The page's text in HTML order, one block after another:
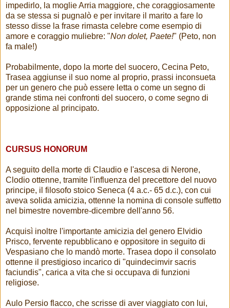
impedirlo, la moglie Arria maggiore, che coraggiosamente
da se stessa si pugnalò e per invitare il marito a fare lo
stesso disse la frase rimasta celebre come esempio di
amore e coraggio muliebre: "Non dolet, Paete!" (Peto, non
fa male!)
Probabilmente, dopo la morte del suocero, Cecina Peto,
Trasea aggiunse il suo nome al proprio, prassi inconsueta
per un genero che può essere letta o come un segno di
grande stima nei confronti del suocero, o come segno di
opposizione al principato.
CURSUS HONORUM
A seguito della morte di Claudio e l'ascesa di Nerone,
Clodio ottenne, tramite l'influenza del precettore del nuovo
principe, il filosofo stoico Seneca (4 a.c.- 65 d.c.), con cui
aveva solida amicizia, ottenne la nomina di console suffetto
nel bimestre novembre-dicembre dell'anno 56.
Acquisì inoltre l'importante amicizia del genero Elvidio
Prisco, fervente repubblicano e oppositore in seguito di
Vespasiano che lo mandò morte. Trasea dopo il consolato
ottenne il prestigioso incarico di "quindecimvir sacris
faciundis", carica a vita che si occupava di funzioni
religiose.
Aulo Persio flacco, che scrisse di aver viaggiato con lui,